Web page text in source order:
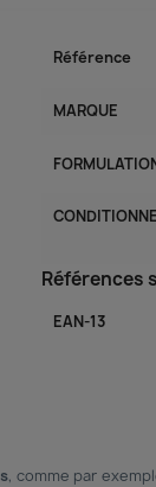
Référence
MARQUE
Références
EAN-13
, comme par